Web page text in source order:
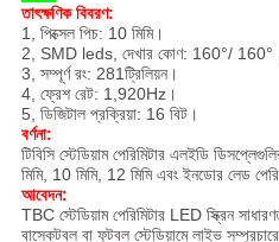
তাৎক্ষণিক বিবরণ:
1, পিক্সেল পিচ: 10 মিমি।
2, SMD leds, দেখার কোণ: 160°/ 160°।
3, সম্পূর্ণ রং: 281ট্রিলিয়ন।
4, ফ্রেশ রেট: 1,920Hz।
5, ডিজিটাল প্রক্রিয়া: 16 বিট।
বর্ণনা:
টিবিসি স্টেডিয়াম পেরিমিটার এলইডি
মিমি, 10 মিমি, 12 মিমি এবং ইনডোর লেড
আবেদন:
TBC স্টেডিয়াম পেরিমিটার LED স্ক্রিন
বাস্কেটবল বা ফুটবল স্টেডিয়ামে লাইভ